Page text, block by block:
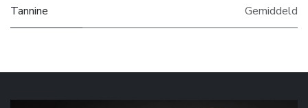
Tannine Gemiddeld